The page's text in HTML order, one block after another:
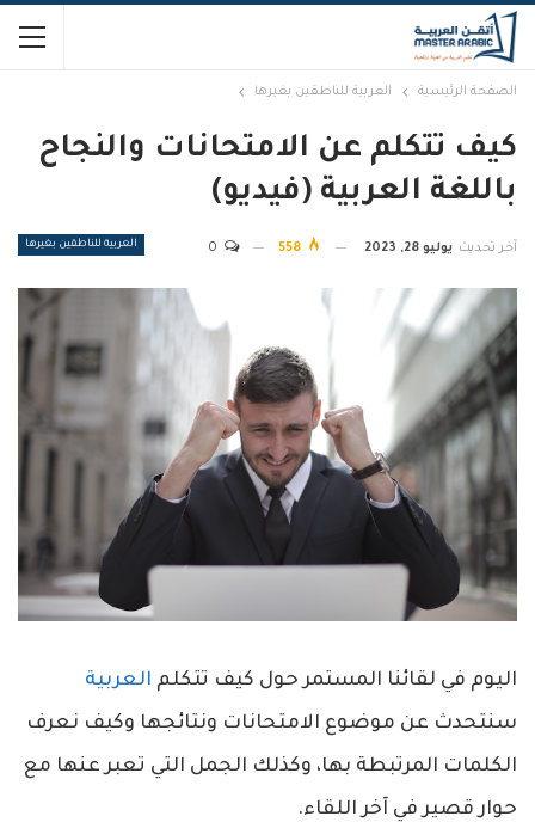
الصفحة الرئيسية العربية للناطقين بغيرها
كيف تتكلم عن الامتحانات والنجاح
باللغة العربية (فيديو)
العربية للناطقين بغيرها آخر تحديث يوليو 28, 2023
اليوم في لقائنا المستمر حول كيف تتكلم العربية
سنتحدث عن موضوع الامتحانات ونتائجها وكيف نعرف
الكلمات المرتبطة بها، وكذلك الجمل التي تعبر عنها مع
حوار قصير في آخر اللقاء.